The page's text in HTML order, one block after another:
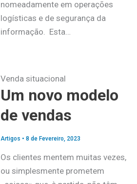
nomeadamente em operações
logísticas e de segurança da
informação. Esta…
Venda situacional
Um novo modelo
de vendas
Artigos • 8 de Fevereiro, 2023
Os clientes mentem muitas vezes,
ou simplesmente prometem